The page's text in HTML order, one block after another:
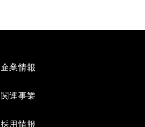
企業情報
関連事業
採用情報